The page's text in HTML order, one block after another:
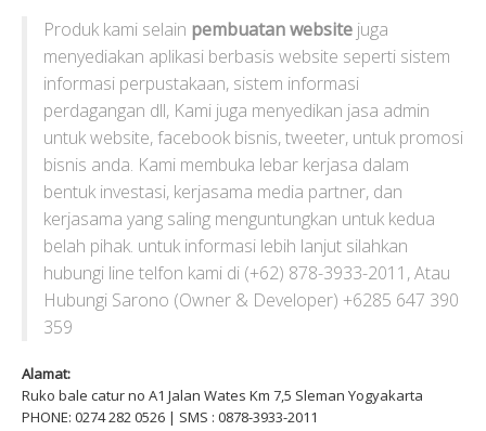
Produk kami selain pembuatan website juga
menyediakan aplikasi berbasis website seperti sistem
informasi perpustakaan, sistem informasi
perdagangan dll, Kami juga menyedikan jasa admin
untuk website, facebook bisnis, tweeter, untuk promosi
bisnis anda. Kami membuka lebar kerjasa dalam
bentuk investasi, kerjasama media partner, dan
kerjasama yang saling menguntungkan untuk kedua
belah pihak. untuk informasi lebih lanjut silahkan
hubungi line telfon kami di (+62) 878-3933-2011, Atau
Hubungi Sarono (Owner & Developer) +6285 647 390
359
Alamat:
Ruko bale catur no A1 Jalan Wates Km 7,5 Sleman Yogyakarta
PHONE: 0274 282 0526 | SMS : 0878-3933-2011